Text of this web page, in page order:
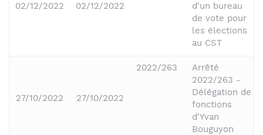
02/12/2022 02/12/2022
d'un bureau
de vote pour
les élections
au CST
27/10/2022 27/10/2022
2022/263
Arrêté
2022/263 -
Délégation de
fonctions
d'Yvan
Bouguyon